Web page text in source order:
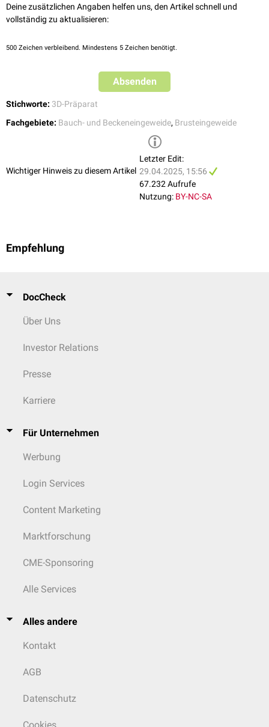
Halseingeweide, die Aorta descendens ist mit Nr. 16 gekennzeichnet
Deine zusätzlichen Angaben helfen uns, den Artikel schnell und
vollständig zu aktualisieren:
500 Zeichen verbleibend. Mindestens 5 Zeichen benötigt.
Absenden
Stichworte: 3D-Präparat
Fachgebiete: Bauch- und Beckeneingeweide, Brusteingeweide
Wichtiger Hinweis zu diesem Artikel
Letzter Edit:
29.04.2025, 15:56
67.232 Aufrufe
Nutzung: BY-NC-SA
Empfehlung
DocCheck
Über Uns
Investor Relations
Presse
Karriere
Für Unternehmen
Werbung
Login Services
Content Marketing
Marktforschung
CME-Sponsoring
Alle Services
Alles andere
Kontakt
AGB
Datenschutz